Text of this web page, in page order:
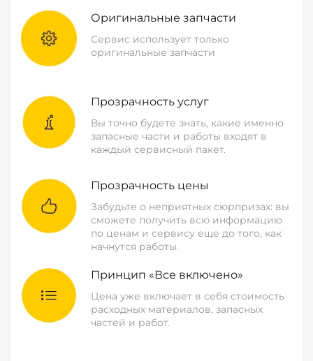
Оригинальные запчасти
Сервис использует только
оригинальные запчасти
Прозрачность услуг
Вы точно будете знать, какие именно
запасные части и работы входят в
каждый сервисный пакет.
Прозрачность цены
Забудьте о неприятных сюрпризах: вы
сможете получить всю информацию
по ценам и сервису еще до того, как
начнутся работы.
Принцип «Все включено»
Цена уже включает в себя стоимость
расходных материалов, запасных
частей и работ.